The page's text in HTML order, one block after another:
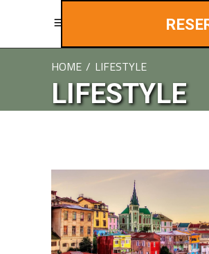
HOME/LIFESTYLE
LIFESTYLE